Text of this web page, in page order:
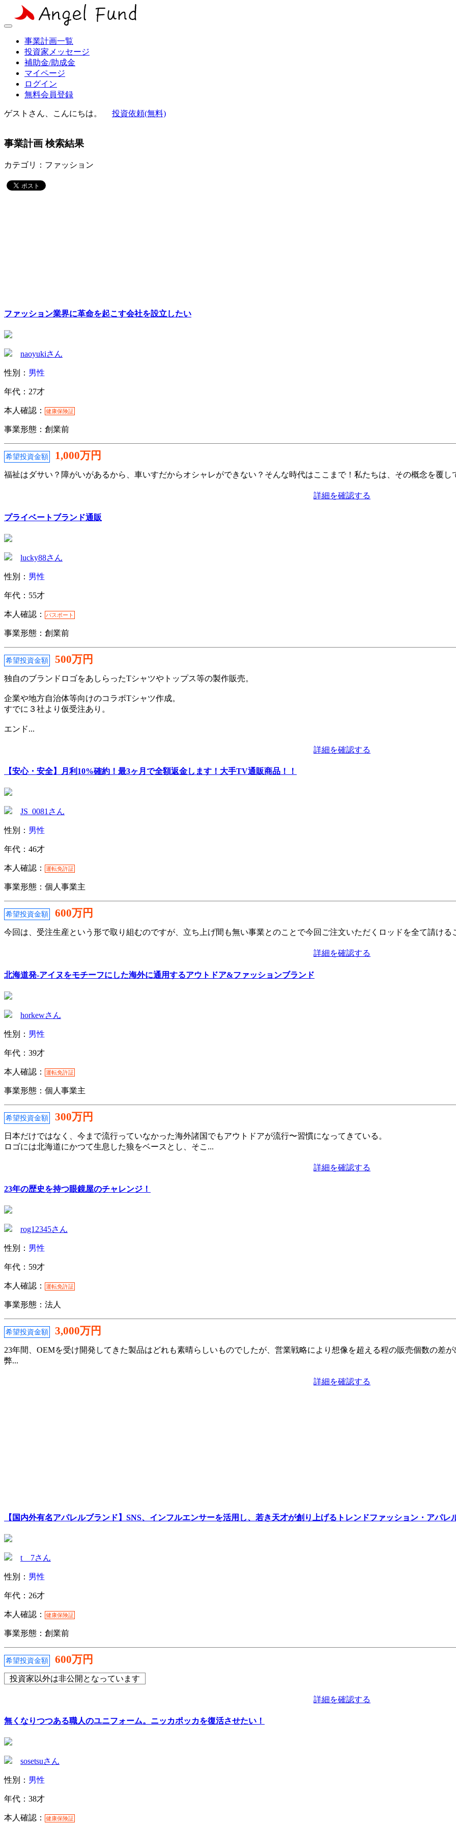
事業計画一覧
投資家メッセージ
補助金/助成金
マイページ
ログイン
無料会員登録
ゲストさん、こんにちは。 投資依頼(無料)
事業計画 検索結果
カテゴリ ：ファッション
ファッション業界に革命を起こす会社を設立したい
naoyukiさん
性別： 男性
年代：27才
本人確認： 健康保険証
事業形態：創業前
希望投資金額 1,000万円
福祉はダサい？障がいがあるから、車いすだからオシャレができない？そんな時代はここまで！私たちは、その概念を覆
詳細を確認する
プライベートブランド通販
lucky88さん
性別： 男性
年代：55才
本人確認： パスポート
事業形態：創業前
希望投資金額 500万円
独自のブランドロゴをあしらったTシャツやトップス等の製作販売。
企業や地方自治体等向けのコラボTシャツ作成。
すでに３社より仮受注あり。
エンド...
詳細を確認する
【安心・安全】月利10%確約！最3ヶ月で全額返金します！大手TV通販商品！！
JS_0081さん
性別： 男性
年代：46才
本人確認： 運転免許証
事業形態：個人事業主
希望投資金額 600万円
今回は、受注生産という形で取り組むのですが、立ち上げ間も無い事業とのことで今回ご注文いただくロッドを全て請け
詳細を確認する
北海道発-アイヌをモチーフにした海外に通用するアウトドア&ファッションブランド
horkewさん
性別： 男性
年代：39才
本人確認： 運転免許証
事業形態：個人事業主
希望投資金額 300万円
日本だけではなく、今まで流行っていなかった海外諸国でもアウトドアが流行〜習慣になってきている。
ロゴには北海道にかつて生息した狼をベースとし、そこ...
詳細を確認する
23年の歴史を持つ眼鏡屋のチャレンジ！
rog12345さん
性別： 男性
年代：59才
本人確認： 運転免許証
事業形態：法人
希望投資金額 3,000万円
23年間、OEMを受け開発してきた製品はどれも素晴らしいものでしたが、営業戦略により想像を超える程の販売個数の差が
弊...
詳細を確認する
【国内外有名アパレルブランド】SNS、インフルエンサーを活用し、若き天才が創り上げるトレンドファッション・アパレ
t__7さん
性別： 男性
年代：26才
本人確認： 健康保険証
事業形態：創業前
希望投資金額 600万円
投資家以外は非公開となっています
詳細を確認する
無くなりつつある職人のユニフォーム。ニッカポッカを復活させたい！
sosetsuさん
性別： 男性
年代：38才
本人確認： 健康保険証